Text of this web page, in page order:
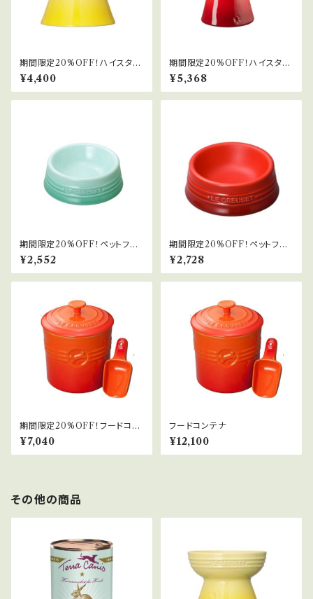
期間限定20%OFF！ハイスタン
ドフードボール
¥4,400
期間限定20%OFF！ハイスタン
ドフードボール(ディープ)
¥5,368
期間限定20%OFF！ペットフー
ドボール(SS)
¥2,552
期間限定20%OFF！ペットフー
ドボール(S)
¥2,728
期間限定20%OFF！フードコン
テナ
¥7,040
フードコンテナ
¥12,100
その他の商品